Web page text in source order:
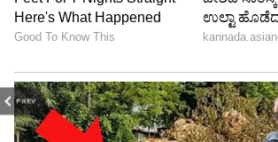
PREV
ಸಮಾಜಕ್ಕೆ ಮರಳಿ ಜವಾಬ್ದಾರಿಯುತ
ಎಂಬುದೇ ಈ ಬಿಡುಗಡೆಯ ಹಿಂದಿನ